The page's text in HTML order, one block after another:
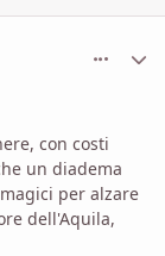
con costi
un diadema
per alzare
dell'Aquila,